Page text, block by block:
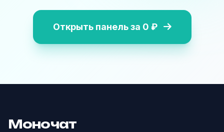
Открыть панель за 0 ₽
Моночат